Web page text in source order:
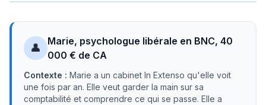
👤
Marie, psychologue libérale en BNC, 40
000 € de CA
Contexte : Marie a un cabinet In Extenso qu'elle voit
une fois par an. Elle veut garder la main sur sa
comptabilité et comprendre ce qui se passe. Elle a